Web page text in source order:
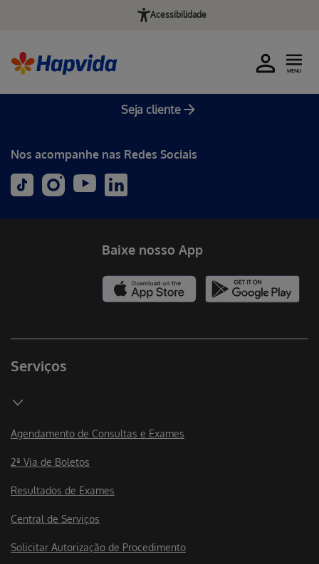
Acessibilidade
Seja cliente
MENU
Nos acompanhe nas Redes Sociais
Serviços
Agendamento de Consultas e Exames
2ª Via de Boletos
Resultados de Exames
Central de Serviços
Solicitar Autorização de Procedimento
Baixe nosso App